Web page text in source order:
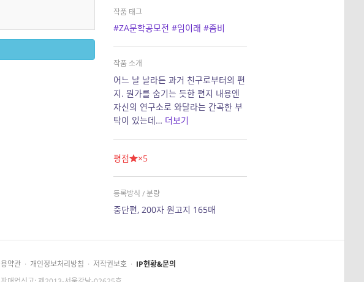
작품 태그
#ZA문학공모전 #임이래 #좀비
작품 소개
어느 날 날라든 과거 친구로부터의 편
지. 뭔가를 숨기는 듯한 편지 내용엔
자신의 연구소로 와달라는 간곡한 부
탁이 있는데… 더보기
평점 ×5
등록방식 / 분량
중단편, 200자 원고지 165매
약관 · 개인정보처리방침 · 저작권보호 · IP현황&문의